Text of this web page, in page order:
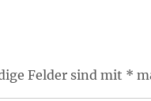
Felder sind mit *